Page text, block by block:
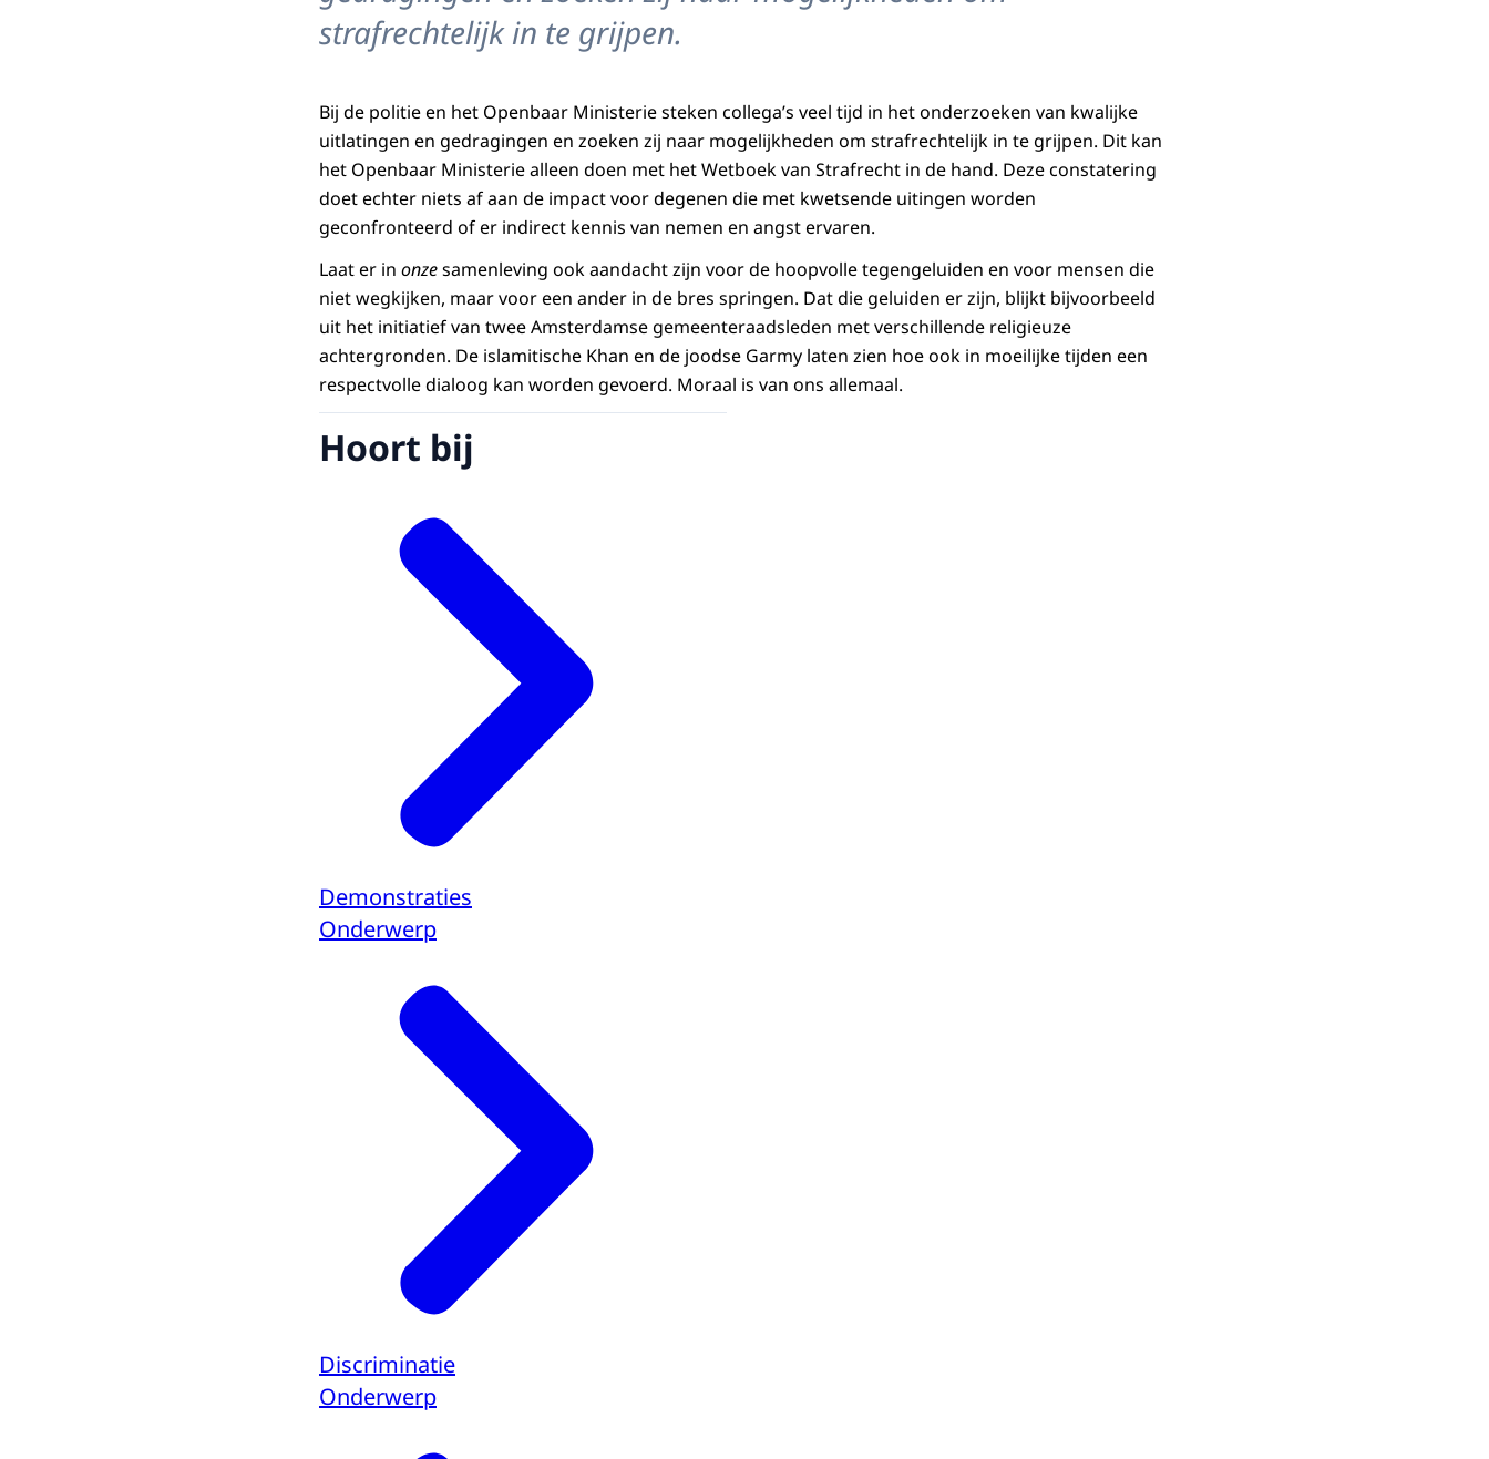
strafrechtelijk in te grijpen.
Bij de politie en het Openbaar Ministerie steken collega’s veel tijd in het onderzoeken van kwalijke
uitlatingen en gedragingen en zoeken zij naar mogelijkheden om strafrechtelijk in te grijpen. Dit kan
het Openbaar Ministerie alleen doen met het Wetboek van Strafrecht in de hand. Deze constatering
doet echter niets af aan de impact voor degenen die met kwetsende uitingen worden
geconfronteerd of er indirect kennis van nemen en angst ervaren.
Laat er in onzesamenleving ook aandacht zijn voor de hoopvolle tegengeluiden en voor mensen die
niet wegkijken, maar voor een ander in de bres springen. Dat die geluiden er zijn, blijkt bijvoorbeeld
uit het initiatief van twee Amsterdamse gemeenteraadsleden met verschillende religieuze
achtergronden. De islamitische Khan en de joodse Garmy laten zien hoe ook in moeilijke tijden een
respectvolle dialoog kan worden gevoerd. Moraal is van ons allemaal.
Hoort bij
Demonstraties
Onderwerp
Discriminatie
Onderwerp